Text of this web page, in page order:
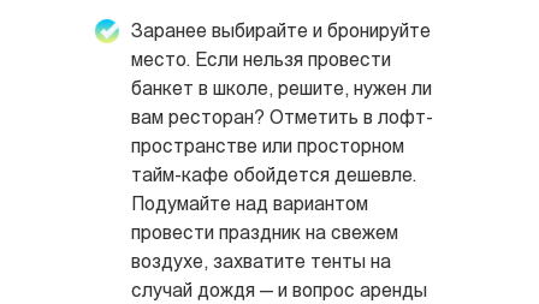
Заранее выбирайте и бронируйте
место. Если нельзя провести
банкет в школе, решите, нужен ли
вам ресторан? Отметить в лофт-
пространстве или просторном
тайм-кафе обойдется дешевле.
Подумайте над вариантом
провести праздник на свежем
воздухе, захватите тенты на
случай дождя — и вопрос аренды